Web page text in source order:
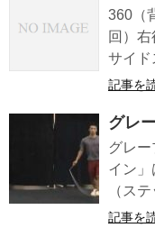
360（
回）
サイド
記事を
グレ
グレ
イン
（ス
記事を